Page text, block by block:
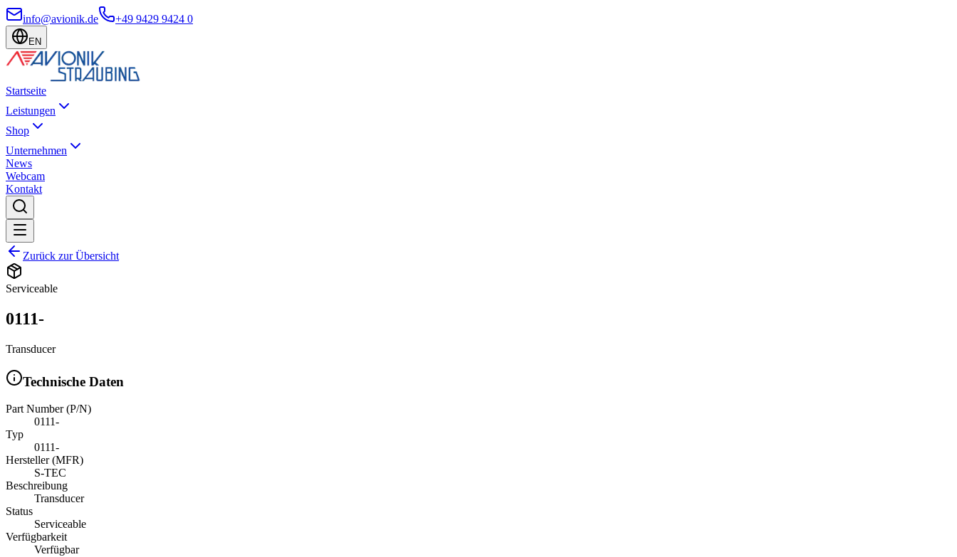
info@avionik.de +49 9429 9424 0
EN
Startseite
Leistungen
Shop
Unternehmen
News
Webcam
Kontakt
Zurück zur Übersicht
Serviceable
0111-
Transducer
Technische Daten
Part Number (P/N)
0111-
Typ
0111-
Hersteller (MFR)
S-TEC
Beschreibung
Transducer
Status
Serviceable
Verfügbarkeit
Verfügbar